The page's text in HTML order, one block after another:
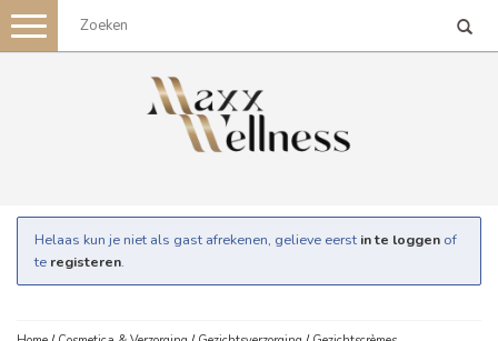
Toggle
navigation
Helaas kun je niet als gast afrekenen, gelieve eerst in te loggen of
te registeren.